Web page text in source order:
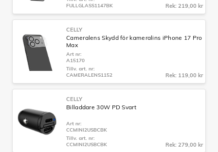
FULLGLASS1147BK
Rek: 219,00 kr
CELLY
Cameralens Skydd för kameralins iPhone 17 Pro
Max
Art nr:
A15170
Tillv. art. nr:
CAMERALENS1152
Rek: 119,00 kr
CELLY
Billaddare 30W PD Svart
Art nr:
CCMINI2USBCBK
Tillv. art. nr:
CCMINI2USBCBK
Rek: 279,00 kr